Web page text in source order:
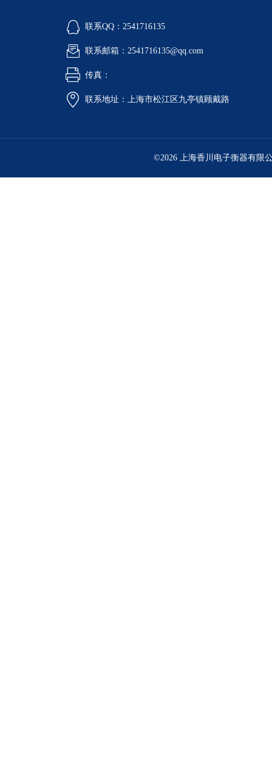
联系QQ：2541716135
联系邮箱：2541716135@qq.com
传真：
联系地址：上海市松江区九亭镇顾戴路
©2026 上海香川电子衡器有限